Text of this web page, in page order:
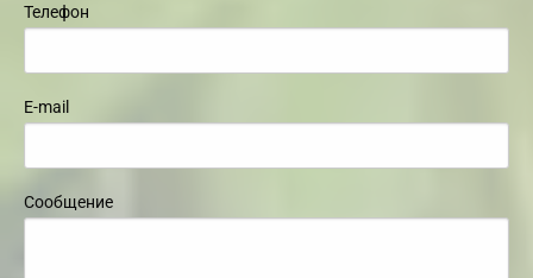
Телефон
E-mail
Сообщение